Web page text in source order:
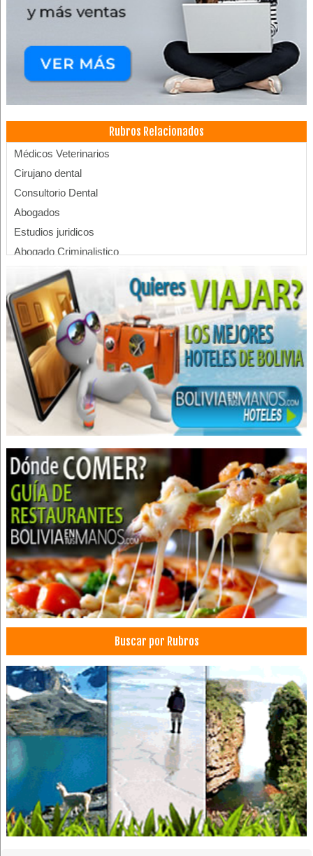
Rubros Relacionados
Médicos Veterinarios
Cirujano dental
Consultorio Dental
Abogados
Estudios juridicos
Abogado Criminalistico
Consultor Grafotécnico
Cirujanos oftalmólogos
Médicos Oftalmólogos
Oftalmología
Oculistas
Auditores
Asesoramiento Tributario
Auditoria
Auditoria Financiera
Consultores Contables
Recursos Humanos
Servicios Contables y Consultoría
Tributación
Administración, Asesores en
Auditoría externa
Asesoría y Consultora Contable
Servicios Empresariales
Contabilidad externa
Consultores Financieros
Sistema contable
Dermatólogos
Restaurantes
Restaurantes: Comida Criolla
Buscar por Rubros